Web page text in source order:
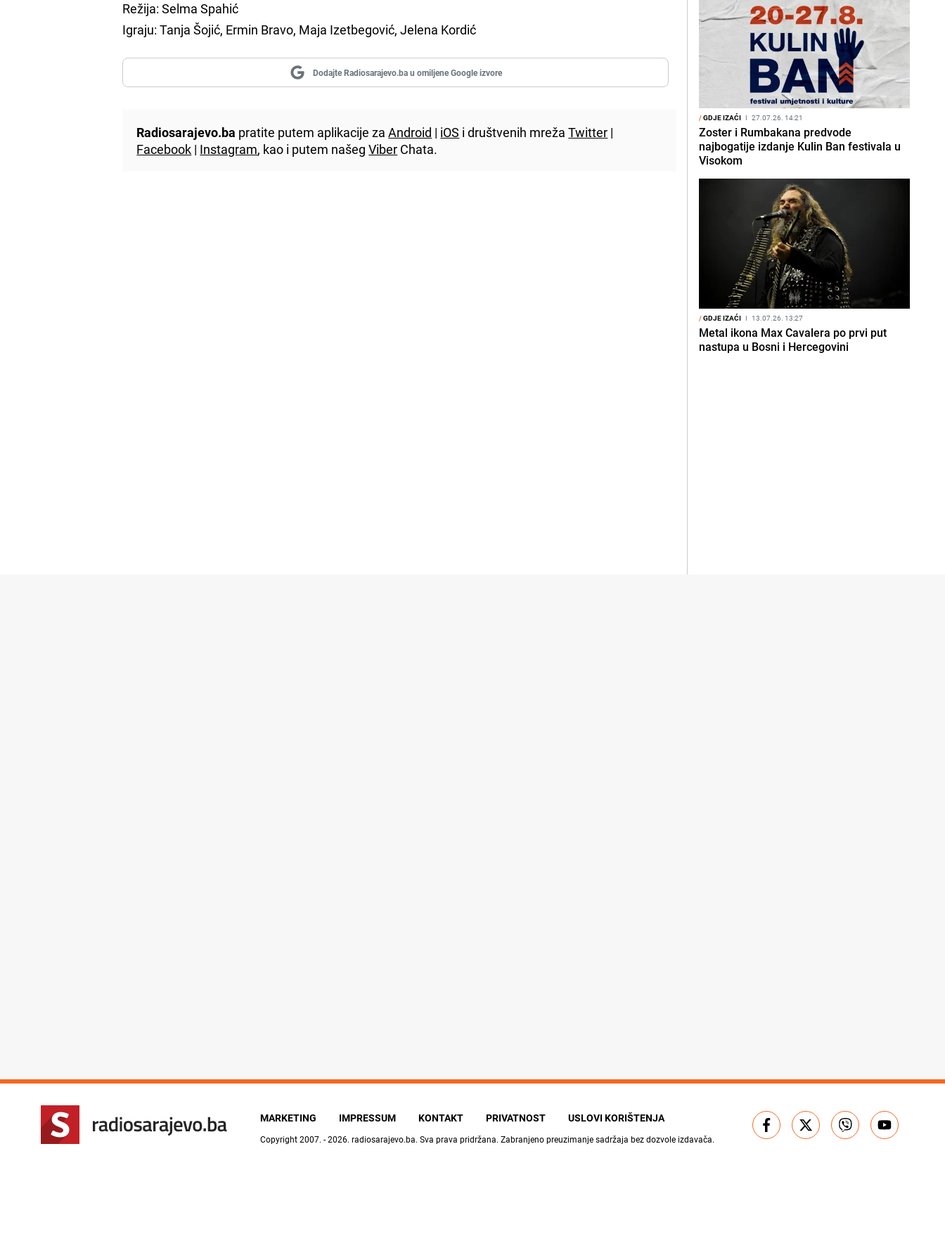
Režija: Selma Spahić
Igraju: Tanja Šojić, Ermin Bravo, Maja Izetbegović, Jelena Kordić
Dodajte Radiosarajevo.ba u omiljene Google izvore
Radiosarajevo.ba pratite putem aplikacije zaAndroid | iOS i društvenih mrežaTwitter |
Facebook | Instagram, kao i putem našegViber Chata.
/GDJE IZAĆI I 27.07.26. 14:21
Zoster i Rumbakana predvode
najbogatije izdanje Kulin Ban festivala u
Visokom
/GDJE IZAĆI I 13.07.26. 13:27
Metal ikona Max Cavalera po prvi put
nastupa u Bosni i Hercegovini
MARKETING IMPRESSUM KONTAKT PRIVATNOST USLOVI KORIŠTENJA
Copyright 2007. - 2026. radiosarajevo.ba. Sva prava pridržana. Zabranjeno preuzimanje sadržaja bez dozvole izdavača.